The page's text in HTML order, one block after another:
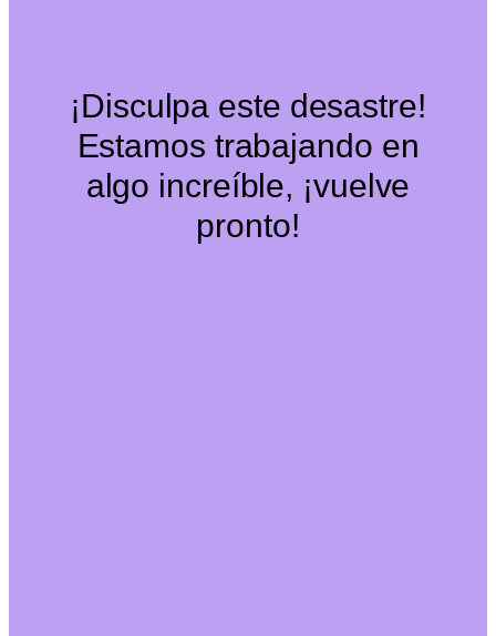
¡Disculpa este desastre!
Estamos trabajando en
algo increíble, ¡vuelve
pronto!